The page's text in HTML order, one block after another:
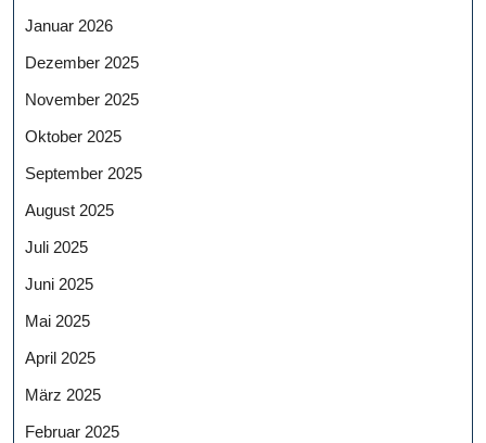
Januar 2026
Dezember 2025
November 2025
Oktober 2025
September 2025
August 2025
Juli 2025
Juni 2025
Mai 2025
April 2025
März 2025
Februar 2025